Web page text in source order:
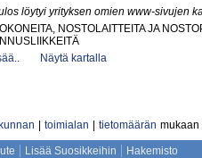
löytyi yrityksen omien www-sivujen
NOSTOLAITTEITA JA
Näytä kartalla
toimialan tietomäärän mukaan
Lisää Suosikkeihin Hakemisto